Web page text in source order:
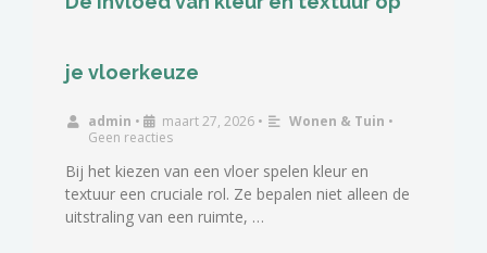
je vloerkeuze
admin • maart 27, 2026 • Wonen & Tuin •
Geen reacties
Bij het kiezen van een vloer spelen kleur en
textuur een cruciale rol. Ze bepalen niet alleen de
uitstraling van een ruimte, …